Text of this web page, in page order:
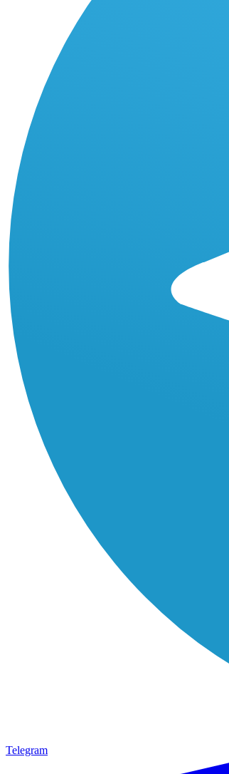
Telegram